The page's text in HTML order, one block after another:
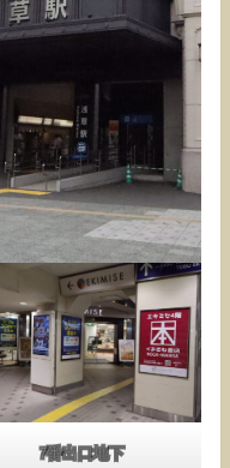
7番出口地下